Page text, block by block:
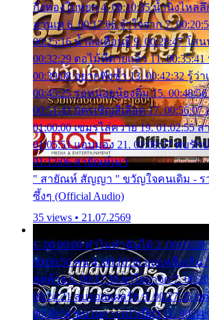
กิ่งทองใบหยก 4. 00:10:35 น้ำนิ่งไหลลึ
ลานเท 6. 00:17:06 จำใจจาก 7.
00:25:16 น้ำลงเดือนยี่ 9. 00:28:47 โส
00:32:29 ตอไม้ที่ตายแล้ว 11.
00:39:08 อยากฟังซ้ำ 13. 00:42:32 รู้ว่
00:45:25 รอหน่อยน้องติ๋ม 15.
00:51:43 บัตรเชิญสีเลือด 17.
01:00:00 เขมรไล่ควาย 19. 01:02:55
01:05:51 แอบมอง 21. 01:09:27 พบรัก
01:13:06 สายัณห์เมา
" สายัณห์ สัญญา " ขวัญใจคนเดิม - รว
ซึ้งๆ (Official Audio)
35 views • 21.07.2569
1. 00:00:00 ทำไมทำฉันได้ 2.
00:06:50 คน 4. 00:10:36 บุญเหลือเกิน
สุดท้าย 6. 00:17:30 ยาใจยาจก 7.
00:24:21 ลบรอยแผลรัก 9. 00:27:35
00:30:54 ขบวนการเปาเปียว 11.